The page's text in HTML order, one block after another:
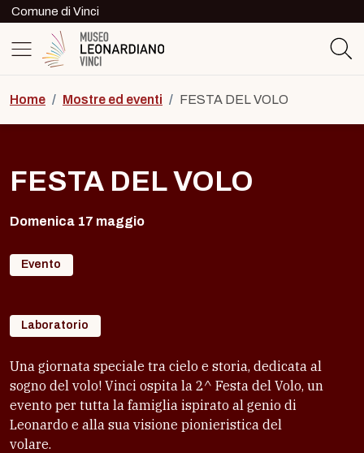
Skip to content
Comune di Vinci
Home / Mostre ed eventi / FESTA DEL VOLO
FESTA DEL VOLO
Domenica 17 maggio
Evento
Laboratorio
Una giornata speciale tra cielo e storia, dedicata al
sogno del volo! Vinci ospita la 2^ Festa del Volo, un
evento per tutta la famiglia ispirato al genio di
Leonardo e alla sua visione pionieristica del
volare.